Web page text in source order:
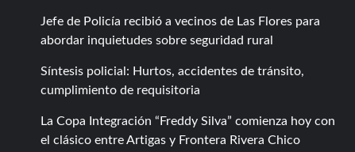
Jefe de Policía recibió a vecinos de Las Flores para
abordar inquietudes sobre seguridad rural
Síntesis policial: Hurtos, accidentes de tránsito,
cumplimiento de requisitoria
La Copa Integración “Freddy Silva” comienza hoy con
el clásico entre Artigas y Frontera Rivera Chico